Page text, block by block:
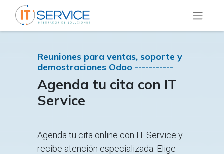
Reuniones para ventas, soporte y
demostraciones Odoo -----------
Agenda tu cita con IT
Service
Agenda tu cita online con IT Service y
recibe atención especializada. Elige